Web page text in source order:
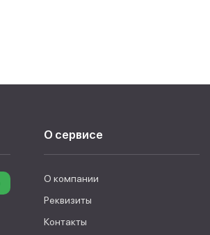
О сервисе
О компании
Реквизиты
Контакты